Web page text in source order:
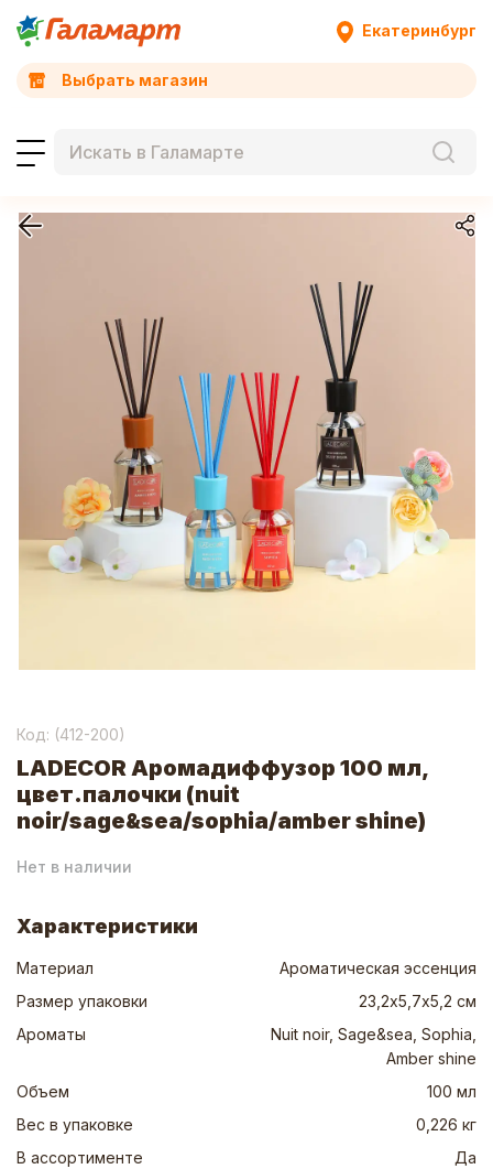
Екатеринбург
Выбрать магазин
Код: (412-200)
LADECOR Аромадиффузор 100 мл,
цвет.палочки (nuit
noir/sage&sea/sophia/amber shine)
Нет в наличии
Характеристики
Материал
Ароматическая эссенция
Размер упаковки
23,2х5,7х5,2 см
Ароматы
Nuit noir, Sage&sea, Sophia,
Amber shine
Объем
100 мл
Вес в упаковке
0,226 кг
В ассортименте
Да